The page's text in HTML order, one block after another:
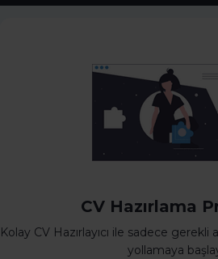
CV Hazırlama
Kolay CV Hazırlayıcı ile sadece gerekli
yollamaya